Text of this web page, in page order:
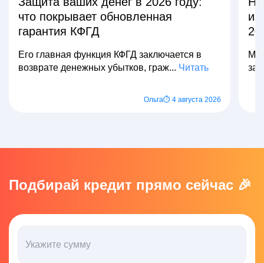
что покрывает обновленная
гарантия КФГД
Его главная функция КФГД заключается в
возврате денежных убытков, граж... Читать
Ольга⏱ 4 августа 2026
Подбирай кредит прямо сейчас 🎉
Укажите сумму